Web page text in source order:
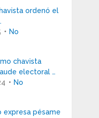
ordenó el
No
chavista
electoral …
No
expresa pésame